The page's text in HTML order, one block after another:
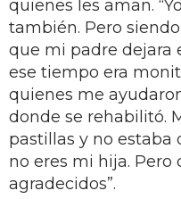
quienes les aman.
también. Pero
que mi padre dejara
ese tiempo era
quienes me
donde se rehabilitó.
pastillas y no estaba
no eres mi hija. Pero
agradecidos”.